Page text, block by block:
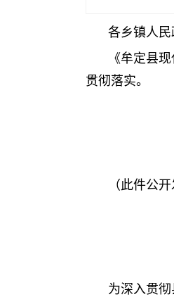
各乡镇人民
《牟定县
贯彻落实。
（此件公开
为深入贯